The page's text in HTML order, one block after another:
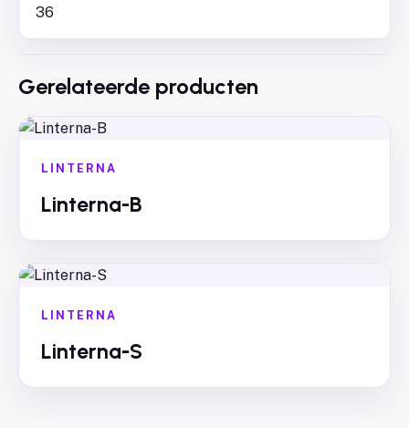
36
Gerelateerde producten
LINTERNA
Linterna-B
LINTERNA
Linterna-S